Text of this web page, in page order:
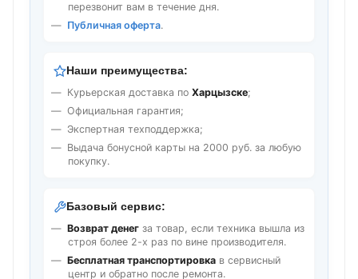
перезвонит вам в течение дня.
Публичная оферта.
Наши преимущества:
Курьерская доставка по Харцызске;
Официальная гарантия;
Экспертная техподдержка;
Выдача бонусной карты на 2000 руб. за любую
покупку.
Базовый сервис:
Возврат денег за товар, если техника вышла из
строя более 2-х раз по вине производителя.
Бесплатная транспортировка в сервисный
центр и обратно после ремонта.